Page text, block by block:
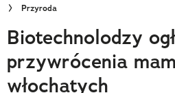
Wielki Konkurs Fotograficzny
Trendbook Podróżniczy
Polecane
Przyroda
Biotechnolodzy
przywrócenia
włochatych